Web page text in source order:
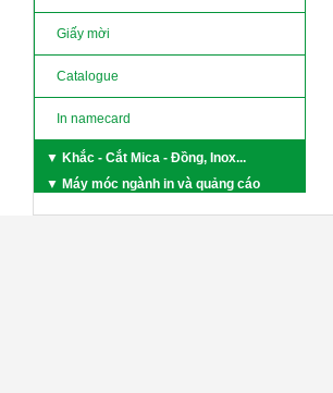
Giấy mời
Catalogue
In namecard
▼ Khắc - Cắt Mica - Đồng, Inox...
▼ Máy móc ngành in và quảng cáo